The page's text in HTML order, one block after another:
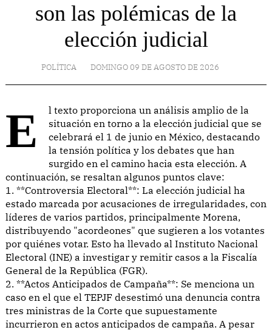
son las polémicas de la
elección judicial
POLÍTICA DOMINGO 09 DE AGOSTO DE 2026
El texto proporciona un análisis amplio de la
situación en torno a la elección judicial que se
celebrará el 1 de junio en México, destacando
la tensión política y los debates que han
surgido en el camino hacia esta elección. A
continuación, se resaltan algunos puntos clave:
1. **Controversia Electoral**: La elección judicial ha
estado marcada por acusaciones de irregularidades, con
líderes de varios partidos, principalmente Morena,
distribuyendo "acordeones" que sugieren a los votantes
por quiénes votar. Esto ha llevado al Instituto Nacional
Electoral (INE) a investigar y remitir casos a la Fiscalía
General de la República (FGR).
2. **Actos Anticipados de Campaña**: Se menciona un
caso en el que el TEPJF desestimó una denuncia contra
tres ministras de la Corte que supuestamente
incurrieron en actos anticipados de campaña. A pesar